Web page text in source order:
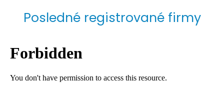
Posledné registrované firmy